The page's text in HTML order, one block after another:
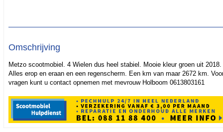
Omschrijving
Metzo scootmobiel. 4 Wielen dus heel stabiel. Mooie kleur groen uit 2018.
Alles erop en eraan en een regenscherm. Een km van maar 2672 km.
vragen kunt u contact opnemen met mevrouw Holboom 0613803161